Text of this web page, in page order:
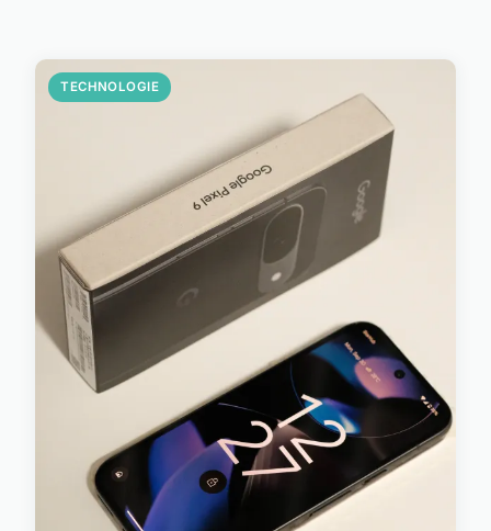
TECHNOLOGIE